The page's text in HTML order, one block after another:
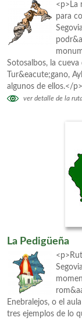
<p>La
para
Sotosalbos, la
Tur&eacute;gano,
algunos de ellos.</p>
ver detalle de la
La Pedigüeña
Enebralejos, o el
tres ejemplos de lo